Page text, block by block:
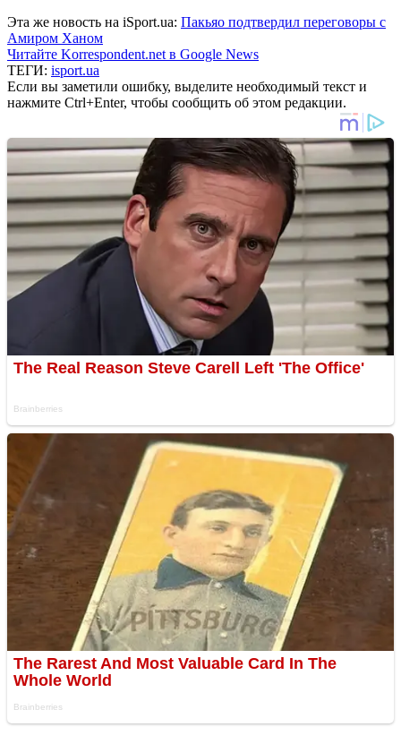
Эта же новость на iSport.ua: Пакьяо подтвердил переговоры с
Амиром Ханом
Читайте Korrespondent.net в Google News
ТЕГИ: isport.ua
Если вы заметили ошибку, выделите необходимый текст и
нажмите Ctrl+Enter, чтобы сообщить об этом редакции.